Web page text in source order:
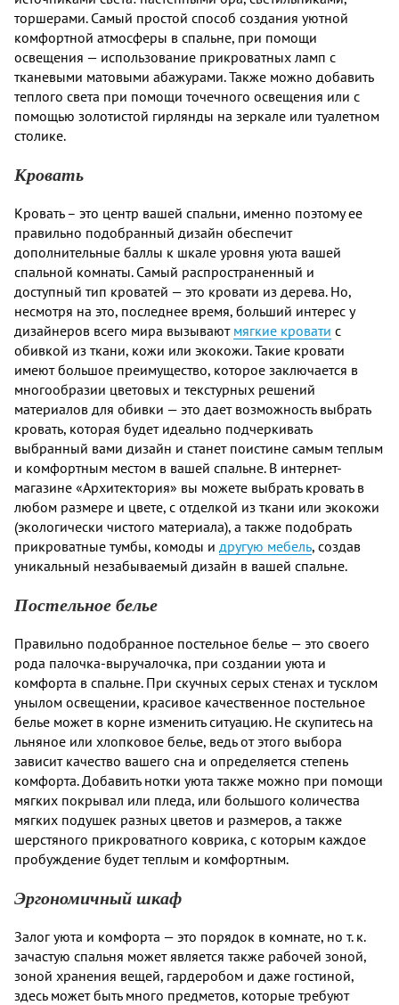
торшерами. Самый простой способ создания уютной
комфортной атмосферы в спальне, при помощи
освещения — использование прикроватных ламп с
тканевыми матовыми абажурами. Также можно добавить
теплого света при помощи точечного освещения или с
помощью золотистой гирлянды на зеркале или туалетном
столике.
Кровать
Кровать – это центр вашей спальни, именно поэтому ее
правильно подобранный дизайн обеспечит
дополнительные баллы к шкале уровня уюта вашей
спальной комнаты. Самый распространенный и
доступный тип кроватей — это кровати из дерева. Но,
несмотря на это, последнее время, больший интерес у
дизайнеров всего мира вызывают мягкие кровати с
обивкой из ткани, кожи или экокожи. Такие кровати
имеют большое преимущество, которое заключается в
многообразии цветовых и текстурных решений
материалов для обивки — это дает возможность выбрать
кровать, которая будет идеально подчеркивать
выбранный вами дизайн и станет поистине самым теплым
и комфортным местом в вашей спальне. В интернет-
магазине «Архитектория» вы можете выбрать кровать в
любом размере и цвете, с отделкой из ткани или экокожи
(экологически чистого материала), а также подобрать
прикроватные тумбы, комоды и другую мебель, создав
уникальный незабываемый дизайн в вашей спальне.
Постельное белье
Правильно подобранное постельное белье — это своего
рода палочка-выручалочка, при создании уюта и
комфорта в спальне. При скучных серых стенах и тусклом
унылом освещении, красивое качественное постельное
белье может в корне изменить ситуацию. Не скупитесь на
льняное или хлопковое белье, ведь от этого выбора
зависит качество вашего сна и определяется степень
комфорта. Добавить нотки уюта также можно при помощи
мягких покрывал или пледа, или большого количества
мягких подушек разных цветов и размеров, а также
шерстяного прикроватного коврика, с которым каждое
пробуждение будет теплым и комфортным.
Эргономичный шкаф
Залог уюта и комфорта — это порядок в комнате, но т. к.
зачастую спальня может является также рабочей зоной,
зоной хранения вещей, гардеробом и даже гостиной,
здесь может быть много предметов, которые требуют